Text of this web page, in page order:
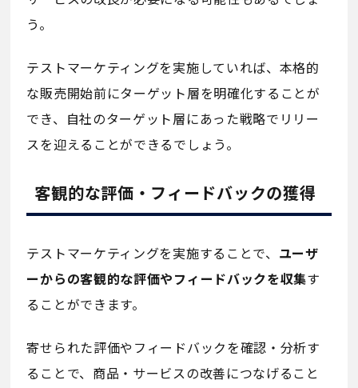
う。
テストマーケティングを実施していれば、本格的
な販売開始前にターゲット層を明確化することが
でき、自社のターゲット層にあった戦略でリリー
スを迎えることができるでしょう。
客観的な評価・フィードバックの獲得
テストマーケティングを実施することで、 ユーザ
ーからの客観的な評価やフィードバックを収集す
ることができます。
寄せられた評価やフィードバックを確認・分析す
ることで、商品・サービスの改善につなげること